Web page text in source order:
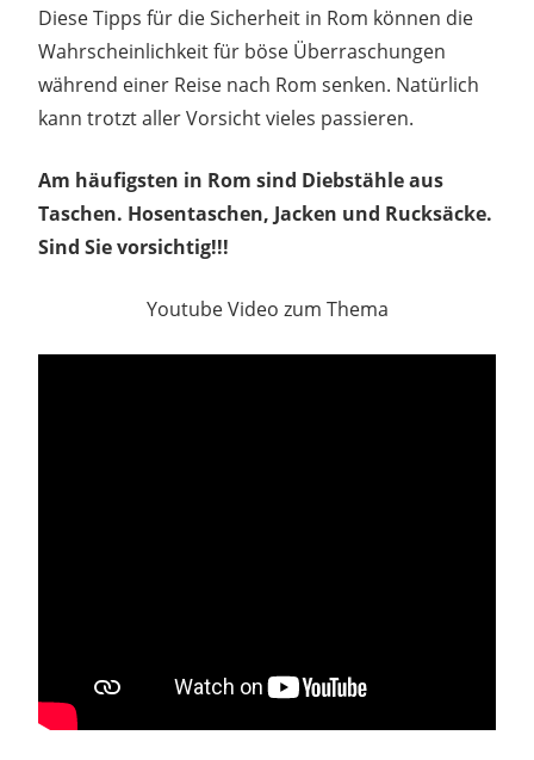
Diese Tipps für die Sicherheit in Rom können die
Wahrscheinlichkeit für böse Überraschungen
während einer Reise nach Rom senken. Natürlich
kann trotzt aller Vorsicht vieles passieren.
Am häufigsten in Rom sind Diebstähle aus
Taschen. Hosentaschen, Jacken und Rucksäcke.
Sind Sie vorsichtig!!!
Youtube Video zum Thema